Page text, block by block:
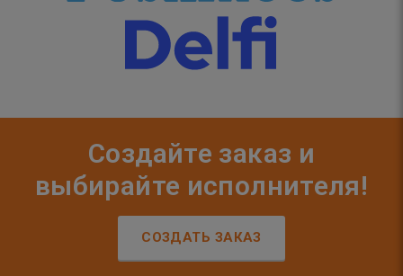
Создайте заказ и
выбирайте исполнителя!
СОЗДАТЬ ЗАКАЗ